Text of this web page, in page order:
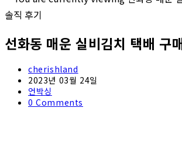
선화동 매운 실비김치 택배 구
Post
author:
cherishland
Post
published:
2023년 03월 24일
Post
category:
언박싱
Post
0 Comments